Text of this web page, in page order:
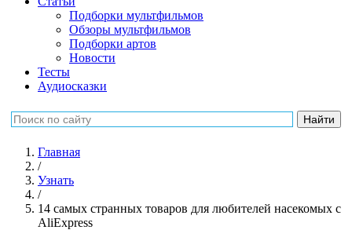
Подборки мультфильмов
Обзоры мультфильмов
Подборки артов
Новости
Тесты
Аудиосказки
Главная
/
Узнать
/
14 самых странных товаров для любителей насекомых с
AliExpress